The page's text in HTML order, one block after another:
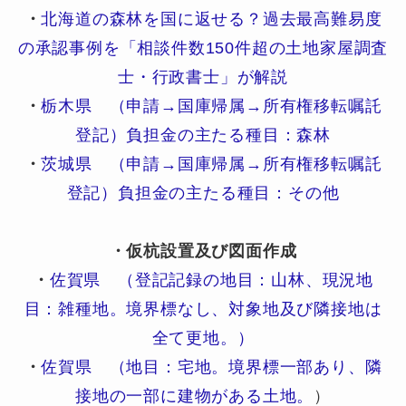
・北海道の森林を国に返せる？過去最高難易度
の承認事例を「相談件数150件超の土地家屋調査
士・行政書士」が解説
・栃木県 （申請→国庫帰属→所有権移転嘱託
登記）負担金の主たる種目：森林
・茨城県 （申請→国庫帰属→所有権移転嘱託
登記）負担金の主たる種目：その他
・仮杭設置及び図面作成
・ 佐賀県 （登記記録の地目：山林、現況地
目：雑種地。境界標なし、対象地及び隣接地は
全て更地。）
・佐賀県 （地目：宅地。境界標一部あり、隣
接地の一部に建物がある土地。
）